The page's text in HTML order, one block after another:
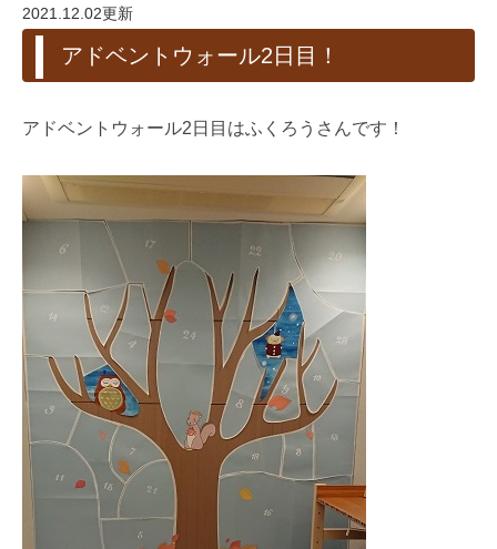
2021.12.02更新
アドベントウォール2日目！
アドベントウォール2日目はふくろうさんです！